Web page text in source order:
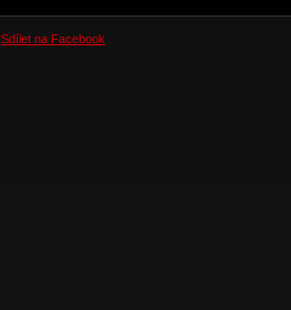
Sdílet na Facebook